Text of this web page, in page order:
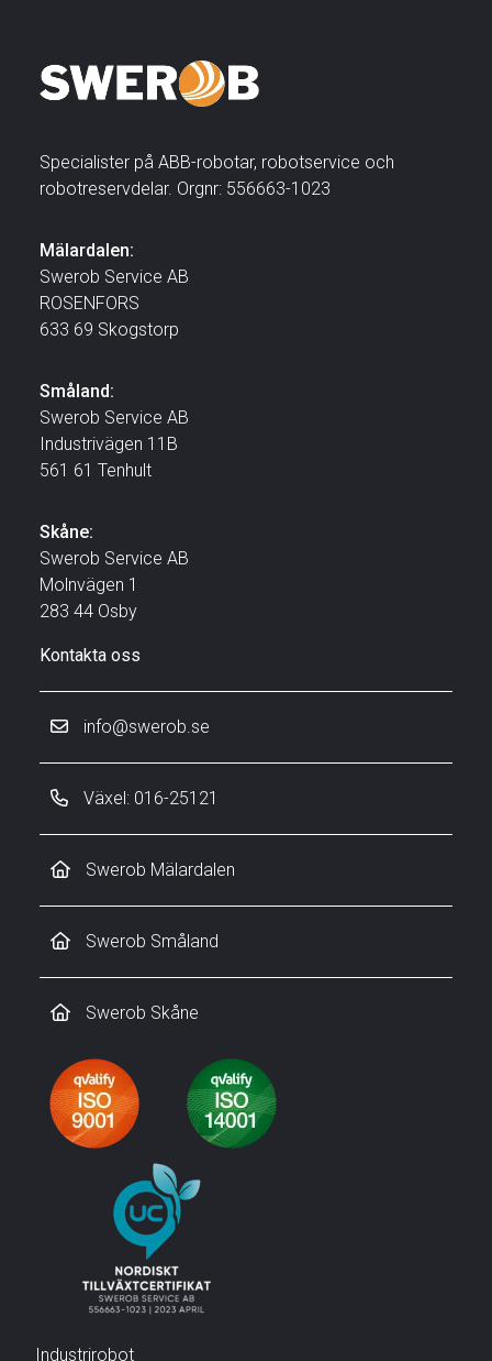
Specialister på ABB-robotar, robotservice och
robotreservdelar. Orgnr: 556663-1023
Mälardalen:
Swerob Service AB
ROSENFORS
633 69 Skogstorp
Småland:
Swerob Service AB
Industrivägen 11B
561 61 Tenhult
Skåne:
Swerob Service AB
Molnvägen 1
283 44 Osby
Kontakta oss
info@swerob.se
Växel: 016-25121
Swerob Mälardalen
Swerob Småland
Swerob Skåne
Industrirobot